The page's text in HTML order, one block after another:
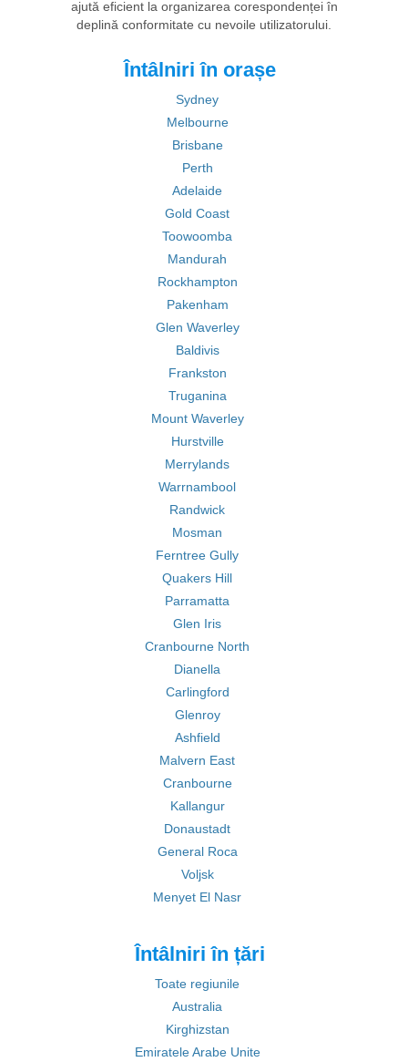
ajută eficient la organizarea corespondenței în
deplină conformitate cu nevoile utilizatorului.
Întâlniri în orașe
Sydney
Melbourne
Brisbane
Perth
Adelaide
Gold Coast
Toowoomba
Mandurah
Rockhampton
Pakenham
Glen Waverley
Baldivis
Frankston
Truganina
Mount Waverley
Hurstville
Merrylands
Warrnambool
Randwick
Mosman
Ferntree Gully
Quakers Hill
Parramatta
Glen Iris
Cranbourne North
Dianella
Carlingford
Glenroy
Ashfield
Malvern East
Cranbourne
Kallangur
Donaustadt
General Roca
Voljsk
Menyet El Nasr
Întâlniri în țări
Toate regiunile
Australia
Kirghizstan
Emiratele Arabe Unite